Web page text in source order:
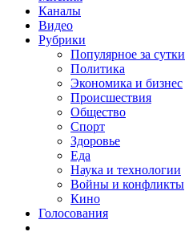
Каналы
Видео
Рубрики
Популярное за сутки
Политика
Экономика и бизнес
Происшествия
Общество
Спорт
Здоровье
Еда
Наука и технологии
Войны и конфликты
Кино
Голосования